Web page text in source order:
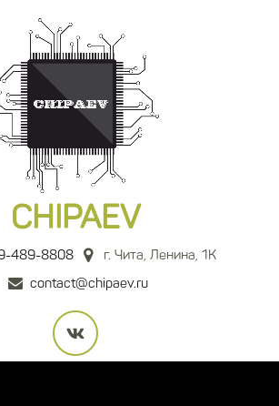
CHIPAEV
489-8808 г. Чита, Ленина, 1К
contact@chipaev.ru